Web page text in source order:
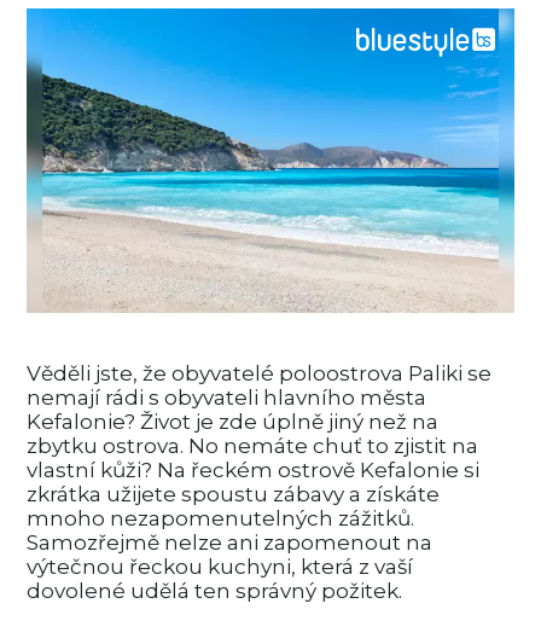
Věděli jste, že obyvatelé poloostrova Paliki se
nemají rádi s obyvateli hlavního města
Kefalonie? Život je zde úplně jiný než na
zbytku ostrova. No nemáte chuť to zjistit na
vlastní kůži? Na řeckém ostrově Kefalonie si
zkrátka užijete spoustu zábavy a získáte
mnoho nezapomenutelných zážitků.
Samozřejmě nelze ani zapomenout na
výtečnou řeckou kuchyni, která z vaší
dovolené udělá ten správný požitek.